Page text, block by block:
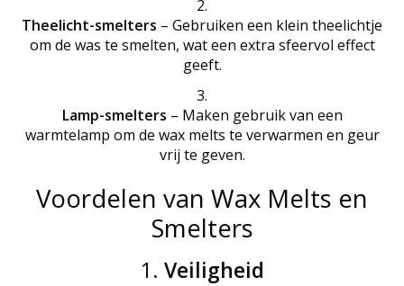
Theelicht-smelters – Gebruiken een klein theelichtje
om de was te smelten, wat een extra sfeervol effect
geeft.
Lamp-smelters – Maken gebruik van een
warmtelamp om de wax melts te verwarmen en geur
vrij te geven.
Voordelen van Wax Melts en
Smelters
1. Veiligheid